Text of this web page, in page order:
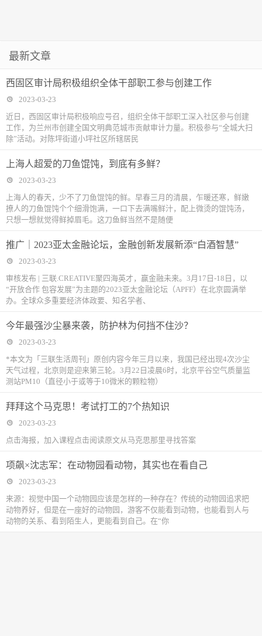
最新文章
西固区审计局积极组织全体干部职工参与创建工作
2023-03-23
近日，西固区审计局积极响应号召，组织全体干部职工深入社区参与创建
工作，为兰州市创建全国文明典范城市贡献审计力量。积极参与“全城大扫
除”活动。对陈坪街道小坪社区所辖居民
上海人超爱的刀鱼馄饨，到底有多鲜？
2023-03-23
上海人的春天，少不了刀鱼馄饨的鲜。早春三月的清晨，乍暖还寒，鲜嫩
撩人的刀鱼馄饨个个细滑饱满，一口下去满嘴鲜汁，配上微烫的馄饨汤，
只想一想就觉得鲜掉眉毛。这刀鱼鲜当然不是随便
推广｜2023亚太金融论坛，金融创新发展新添“白酒智慧”
2023-03-23
审核发布 | 三联.CREATIVE聚四海英才，赢金融未来。3月17日-18日，以
“开放合作 包容发展”为主题的2023亚太金融论坛（APFF）在北京圆满举
办。全球众多重要经济体政要、知名学者、
今年最强沙尘暴来袭，防护林为何挡不住沙？
2023-03-23
*本文为「三联生活周刊」原创内容今年三月以来，我国已经出现4次沙尘
天气过程，北京则是迎来第三轮。3月22日凌晨6时，北京平谷空气质量监
测站PM10（直径小于或等于10微米的颗粒物）
拜拜这个马克思！考试打工的7个热知识
2023-03-23
点击海报，加入课程点击阅读原文从马克思那里寻找答案
项飙×沈志军：在动物园看动物，其实也在看自己
2023-03-23
来源：视觉中国一个动物园应该是怎样的一种存在？传统的动物园追求把
动物养好，但是在一座好的动物园，游客不仅能看到动物，也能看到人与
动物的关系、看到陌生人，更能看到自己。在“你